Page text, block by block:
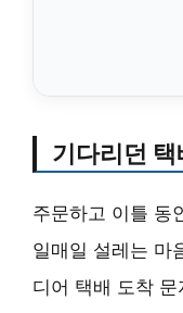
기다리던
주문하고 이틀 동
일매일 설레는 마
디어 택배 도착